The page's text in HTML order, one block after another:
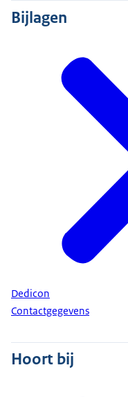
Bijlagen
Dedicon
Contactgegevens
Hoort bij